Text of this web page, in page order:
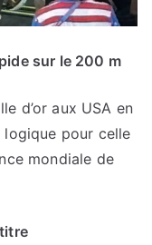
sur le 200 m
d’or aux USA en
pour celle
mondiale de